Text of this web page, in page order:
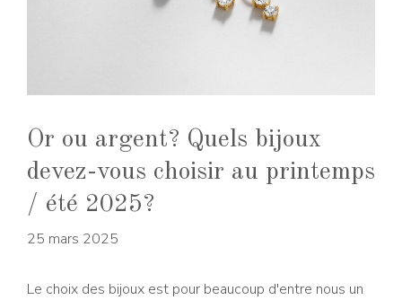
Or ou argent? Quels bijoux
devez-vous choisir au printemps
/ été 2025?
25 mars 2025
Le choix des bijoux est pour beaucoup d'entre nous un